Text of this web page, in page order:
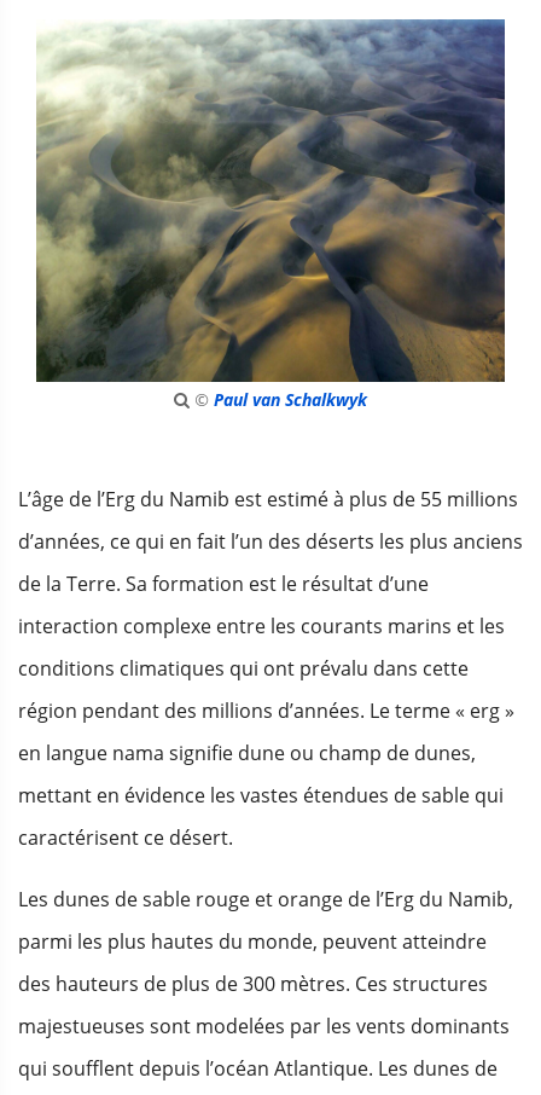
© Paul van Schalkwyk
L’âge de l’Erg du Namib est estimé à plus de 55 millions
d’années, ce qui en fait l’un des déserts les plus anciens
de la Terre. Sa formation est le résultat d’une
interaction complexe entre les courants marins et les
conditions climatiques qui ont prévalu dans cette
région pendant des millions d’années. Le terme « erg »
en langue nama signifie dune ou champ de dunes,
mettant en évidence les vastes étendues de sable qui
caractérisent ce désert.
Les dunes de sable rouge et orange de l’Erg du Namib,
parmi les plus hautes du monde, peuvent atteindre
des hauteurs de plus de 300 mètres. Ces structures
majestueuses sont modelées par les vents dominants
qui soufflent depuis l’océan Atlantique. Les dunes de